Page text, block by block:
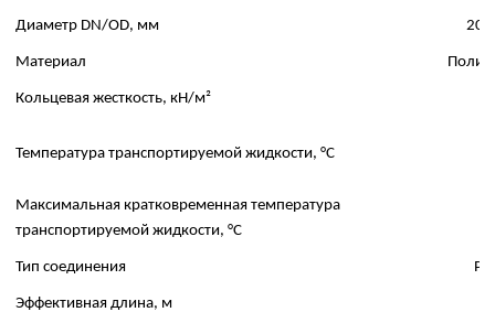
Диаметр DN/OD, мм
Материал
Кольцевая жесткость, кН/м²
Температура транспортируемой жидкости, °С
Максимальная кратковременная температура
транспортируемой жидкости, °С
Тип соединения
Эффективная длина, м